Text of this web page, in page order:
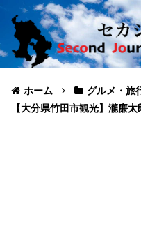
ホーム グルメ・旅
【大分県竹田市観光】瀧廉